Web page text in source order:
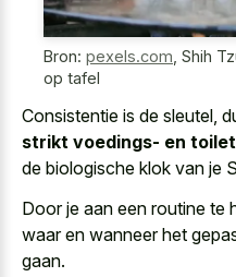
Bron: pexels.com Shih
op tafel
Consistentie is de sleutel,
strikt voedings- en
de biologische klok van je
Door je aan een routine te
waar en wanneer het
gaan.